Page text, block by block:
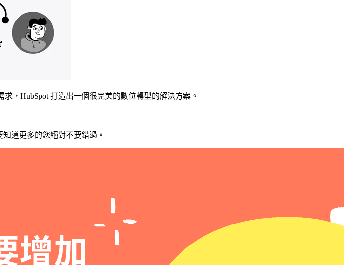
，HubSpot 打造出一個很完美的數位轉型的解決方案。
知道更多的您絕對不要錯過。